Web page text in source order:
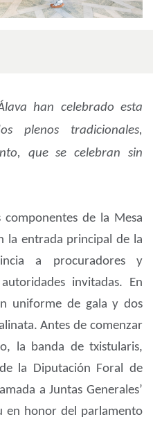
han celebrado esta
plenos tradicionales,
que se celebran sin
de la Mesa
la entrada principal de la
a procuradores y
invitadas. En
uniforme de gala y dos
Antes de comenzar
la banda de txistularis,
la Diputación Foral de
a Juntas Generales’
en honor del parlamento